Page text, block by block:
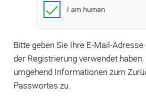
Bitte geben Sie Ihre E-Mail-Adresse
der Registrierung verwendet
umgehend Informationen zum
Passwortes zu.